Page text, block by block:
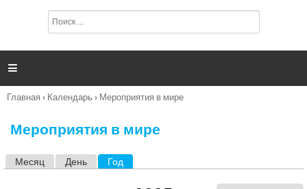
п
и

Вы
Главная › Календарь › Мероприятия в мире
Мероприятия в мире
Месяц День Год